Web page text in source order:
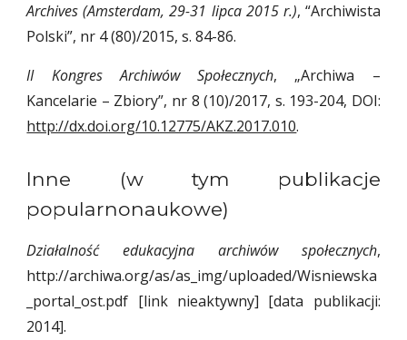
Archives (Amsterdam, 29-31 lipca 2015 r.), “Archiwista
Polski”, nr 4 (80)/2015, s. 84-86.
II Kongres Archiwów Społecznych, „Archiwa –
Kancelarie – Zbiory”, nr 8 (10)/2017, s. 193-204, DOI:
http://dx.doi.org/10.12775/AKZ.2017.010.
Inne (w tym publikacje
popularnonaukowe)
Działalność edukacyjna archiwów społecznych,
http://archiwa.org/as/as_img/uploaded/Wisniewska
_portal_ost.pdf [link nieaktywny] [data publikacji:
2014].